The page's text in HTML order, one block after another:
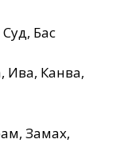
Бас
Ива, Канва,
Замах,